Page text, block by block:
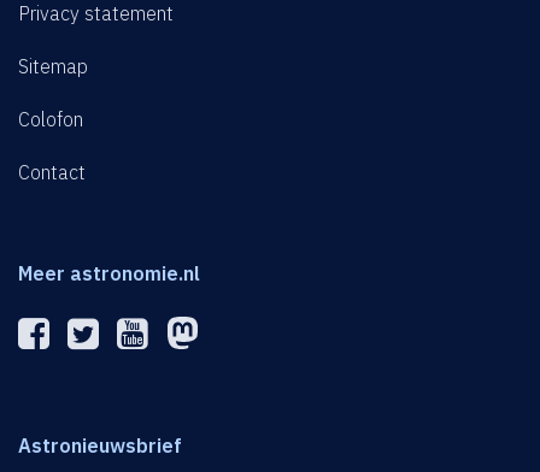
Privacy statement
Sitemap
Colofon
Contact
Meer astronomie.nl
Astronieuwsbrief